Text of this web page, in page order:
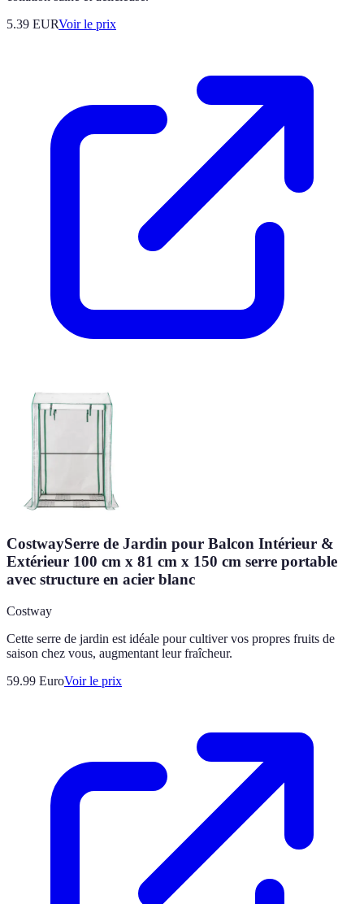
5.39 EURVoir le prix
CostwaySerre de Jardin pour Balcon Intérieur &
Extérieur 100 cm x 81 cm x 150 cm serre portable
avec structure en acier blanc
Costway
Cette serre de jardin est idéale pour cultiver vos propres fruits de
saison chez vous, augmentant leur fraîcheur.
59.99 EuroVoir le prix